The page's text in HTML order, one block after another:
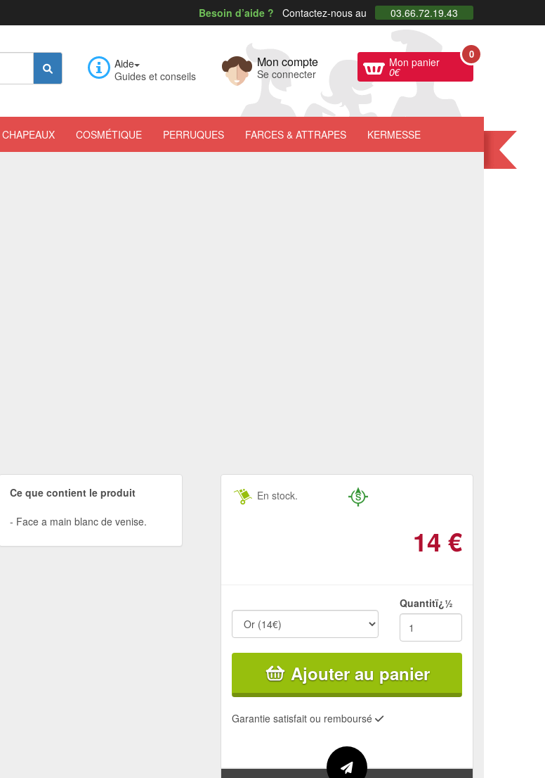
Besoin d’aide ? Contactez-nous au 03.66.72.19.43
Aide
Guides et conseils
Mon compte
Se connecter
Mon panier
0€
0
CHAPEAUX COSMÉTIQUE PERRUQUES FARCES & ATTRAPES KERMESSE
Ce que contient le produit
Face a main blanc de venise.
En stock.
14 €
Quantitï¿½
Ajouter au panier
Garantie satisfait ou remboursé